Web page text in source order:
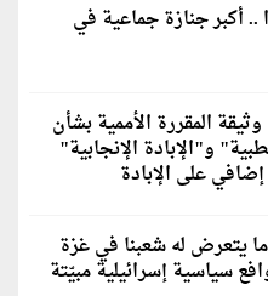
.. أكبر جنازة جماعية في
المقررة الأممية بشأن
و"الإبادة الإنجابية"
على الإبادة
يتعرض له شعبنا في غزة
سياسية إسرائيلية مبيّتة